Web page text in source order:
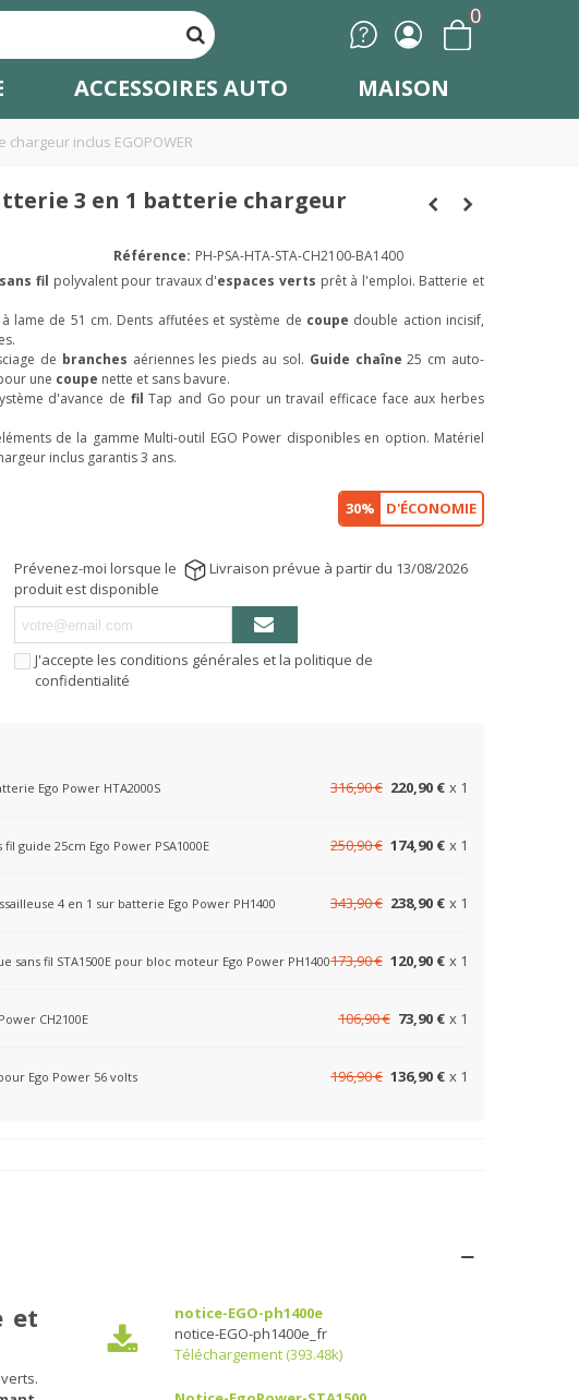
0
ACCESSOIRES AUTO MAISON
inclus EGOPOWER
3 en 1 batterie chargeur
Référence: PH-PSA-HTA-STA-CH2100-BA1400
fil polyvalent pour travaux d'espaces verts prêt à l'emploi. Batterie et
lame de 51 cm. Dents affutées et système de coupe double action incisif,
de branches aériennes les pieds au sol. Guide chaîne 25 cm auto-
une coupe nette et sans bavure.
d'avance de filTap and Go pour un travail efficace face aux herbes
de la gamme Multi-outil EGO Power disponibles en option. Matériel
inclus garantis 3 ans.
30% D'ÉCONOMIE
Livraison prévue à partir du 13/08/2026
Prévenez-moi lorsque le
produit est disponible
J'accepte les conditions générales et la politique de
confidentialité
Ego Power HTA2000S 316,90 € 220,90 € x 1
guide 25cm Ego Power PSA1000E 250,90 € 174,90 € x 1
4 en 1 sur batterie Ego Power PH1400 343,90 € 238,90 € x 1
sans fil STA1500E pour bloc moteur Ego Power PH1400173,90 € 120,90 € x 1
CH2100E 106,90 € 73,90 € x 1
Ego Power 56 volts 196,90 € 136,90 € x 1
et
notice-EGO-ph1400e
notice-EGO-ph1400e_fr
Téléchargement (393.48k)